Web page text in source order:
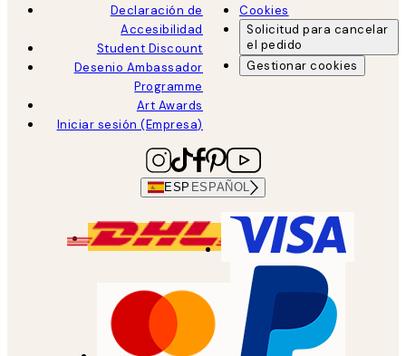
Declaración de
Accesibilidad
Student Discount
Desenio Ambassador
Programme
Art Awards
Iniciar sesión (Empresa)
Cookies
Solicitud para cancelar
el pedido
Gestionar cookies
ESP ESPAÑOL